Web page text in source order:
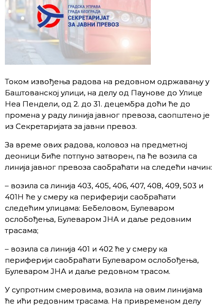
Током извођења радова на редовном одржавању у
Баштованској улици, на делу од Паунове до Улице
Неа Пендели, од 2. до 31. децембра доћи ће до
промена у раду линија јавног превоза, саопштено је
из Секретаријата за јавни превоз.
За време ових радова, коловоз на предметној
деоници биће потпуно затворен, па ће возила са
линија јавног превоза саобраћати на следећи начин:
– возила са линија 403, 405, 406, 407, 408, 409, 503 и
401Н ће у смеру ка периферији саобраћати
следећим улицама: Бебеловом, Булеваром
ослобођења, Булеваром ЈНА и даље редовним
трасама;
– возила са линија 401 и 402 ће у смеру ка
периферији саобраћати Булеваром ослобођења,
Булеваром ЈНА и даље редовном трасом.
У супротним смеровима, возила на овим линијама
ће ићи редовним трасама. На привременом делу